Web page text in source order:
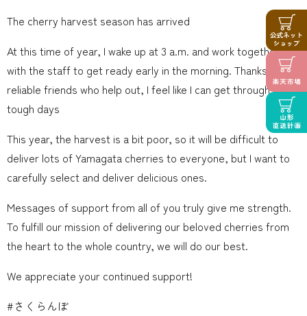
The cherry harvest season has arrived
At this time of year, I wake up at 3 a.m. and work together
with the staff to get ready early in the morning. Thanks to my
reliable friends who help out, I feel like I can get through these
tough days
This year, the harvest is a bit poor, so it will be difficult to
deliver lots of Yamagata cherries to everyone, but I want to
carefully select and deliver delicious ones.
Messages of support from all of you truly give me strength.
To fulfill our mission of delivering our beloved cherries from
the heart to the whole country, we will do our best.
We appreciate your continued support!
#さくらんぼ